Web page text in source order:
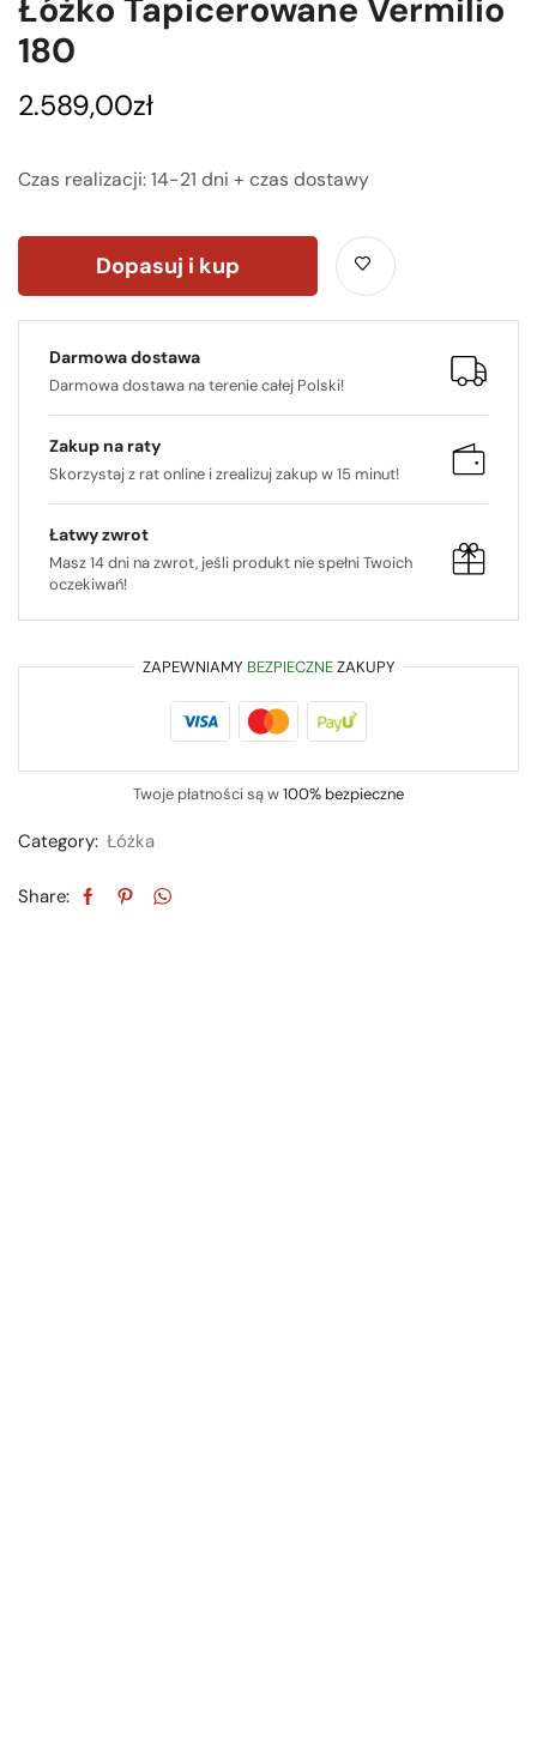
Łóżko Tapicerowane Vermilio
180
2.589,00zł
Czas realizacji: 14-21 dni + czas dostawy
Dopasuj i kup
Darmowa dostawa
Darmowa dostawa na terenie całej Polski!
Zakup na raty
Skorzystaj z rat online i zrealizuj zakup w 15 minut!
Łatwy zwrot
Masz 14 dni na zwrot, jeśli produkt nie spełni Twoich
oczekiwań!
ZAPEWNIAMY BEZPIECZNEZAKUPY
Twoje płatności są w100% bezpieczne
Category: Łóżka
Share: